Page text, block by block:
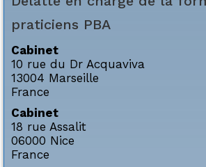
praticiens PBA
Cabinet
10 rue du Dr Acquaviva
13004 Marseille
France
Cabinet
18 rue Assalit
06000 Nice
France